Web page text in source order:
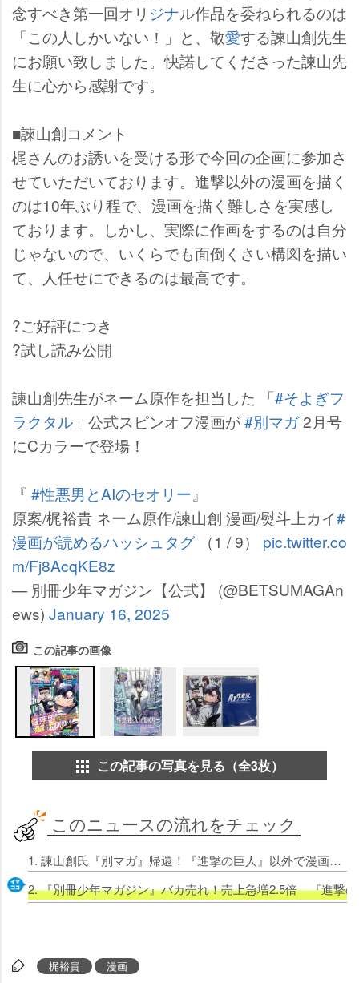
念すべき第一回オリ ジナル作品を委ねられるのは
「この人しかいない！」と、敬愛する諫山創先生
にお願い致しました。快諾してくださった諫山先
生に心から感謝です。
■諫山創コメント
梶さんのお誘いを受ける形で今回の企画に参加さ
せていただいております。進撃以外の漫画を描く
のは10年ぶり程で、漫画を描く難しさを実感し
ております。しかし、実際に作画をするのは自分
じゃないので、いくらでも面倒くさい構図を描い
て、人任せにできるのは最高です。
?ご好評につき
?試し読み公開
諫山創先生がネーム原作を担当した 「#そよぎフ
ラクタル 」公式スピンオフ漫画が#別マガ2月号
にCカラーで登場！
『 #性悪男とAIのセオリー 』
原案/梶裕貴 ネーム原作/諫山創 漫画/熨斗上カイ#
漫画が読めるハッシュタグ （1 / 9） pic.twitter.co
m/Fj8AcqKE8z
— 別冊少年マガジン【公式】 (@BETSUMAGAn
ews) January 16, 2025
この記事の画像
この記事の写真を見る（全3枚）
このニュースの流れをチェック
1. 諫山創氏『別マガ』帰還！『進撃の巨人』以外で漫画描くの10年ぶり 梶裕貴の企画で原作ネーム担当
2. 『別冊少年マガジン』バカ売れ！売上急増2.5倍 『進撃
梶裕貴 漫画